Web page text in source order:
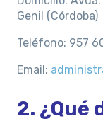
Genil (Córdoba)
Teléfono: 957
Email:
2. ¿Qué